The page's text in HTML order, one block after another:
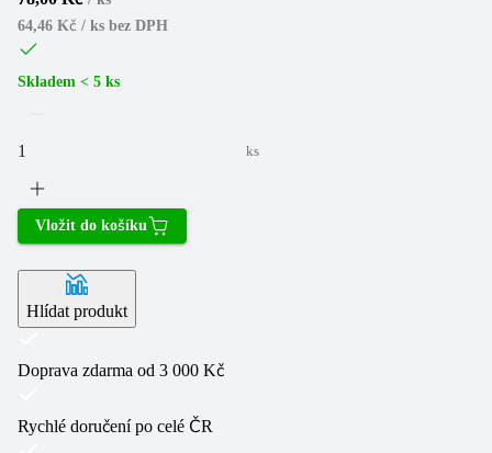
64,46 Kč / ks bez DPH
Skladem < 5 ks
ks
Vložit do košíku
Hlídat produkt
Doprava zdarma od 3 000 Kč
Rychlé doručení po celé ČR